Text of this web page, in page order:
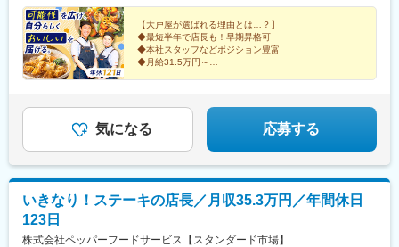
馬場駅、三鷹駅、国分寺駅、六本木駅、田町駅(東京都)、渋谷駅、
亀有駅、品川駅、武蔵小金井駅、有楽町駅、東陽町駅、南砂町
駅、亀戸駅、西葛西駅、曙橋駅、新宿西口駅、京急蒲田駅、西荻
窪駅、京成金町駅、北千住駅、中野駅(東京都)、調布駅、八王子
駅、巣鴨駅、花小金井駅、青梅街道駅、武蔵引田駅、小田急相模
駅、向ケ丘遊園駅、相武台前駅、本厚木駅、中山駅(神奈川県)、星
川駅、天王町駅、センター北駅、伊勢佐木長者町駅、市が尾駅、
日吉駅(神奈川県)、新横浜駅、新綱島駅、東戸塚駅、横須賀中央
川口駅、川口駅、鳩ケ谷駅、新所沢駅、所沢駅、戸田公園駅、北
戸田駅、桶川駅、蒲生駅、上福岡駅、東浦和駅、加茂宮駅、北与
山駅、流山おおたかの森駅、八千代緑が丘駅、柏駅、北柏駅、柏
【大戸屋が選ばれる理由とは…？】
◆最短半年で店長も！早期昇格可
◆本社スタッフなどポジション豊富
◆月給31.5万円～
◇住宅手当＆子ども手当あり
◇転勤なしも選べる！
◇食事補助
気になる 応募する
いきなり！ステーキの店長／月収35.3万円／年間休日
123日
株式会社ペッパーフードサービス【スタンダード市場】